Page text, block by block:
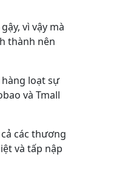
vì vậy mà
thành nên
loạt sự
và Tmall
các thương
và tấp nập